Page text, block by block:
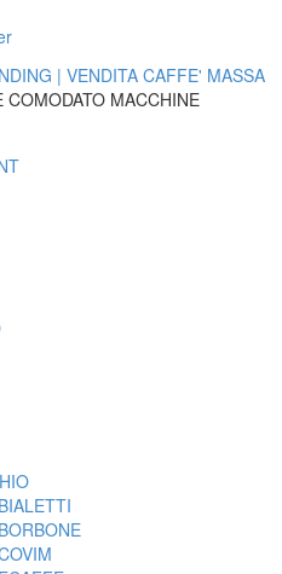
COMODATO MACCHINE
BIALETTI
BORBONE